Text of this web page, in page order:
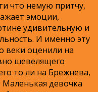
что немую притчу,
эмоции,
удивительную и
И именно эту
веки оценили на
шевелящего
то ли на Брежнева,
Маленькая девочка